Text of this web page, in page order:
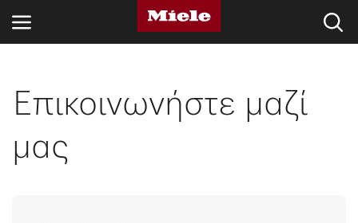
ΚΛΆΔΟΙ
ΠΡΟΪΌΝΤΑ
Επικοινωνήστε μαζί
μας